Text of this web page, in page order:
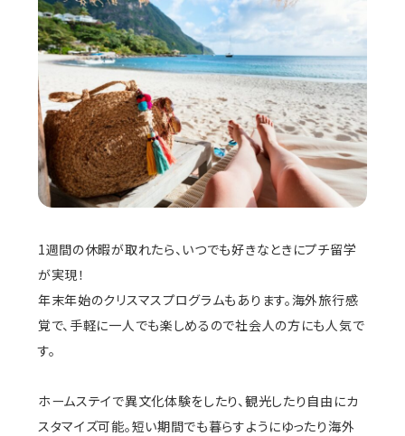
1週間の休暇が取れたら、いつでも好きなときにプチ留学
が実現！
年末年始のクリスマスプログラムもあります。海外旅行感
覚で、手軽に一人でも楽しめるので社会人の方にも人気で
す。
ホームステイで異文化体験をしたり、観光したり自由にカ
スタマイズ可能。短い期間でも暮らすようにゆったり海外